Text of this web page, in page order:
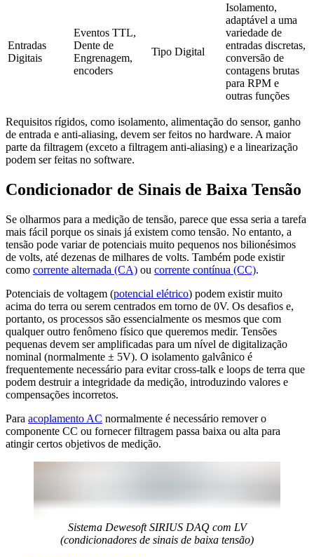
Entradas
Digitais
Eventos TTL,
Dente de
Engrenagem,
encoders
Tipo Digital
Isolamento,
adaptável a uma
variedade de
entradas discretas,
conversão de
contagens brutas
para RPM e
outras funções
Requisitos rígidos, como isolamento, alimentação do sensor, ganho
de entrada e anti-aliasing, devem ser feitos no hardware. A maior
parte da filtragem (exceto a filtragem anti-aliasing) e a linearização
podem ser feitas no software.
Condicionador de Sinais de Baixa Tensão
Se olharmos para a medição de tensão, parece que essa seria a tarefa
mais fácil porque os sinais já existem como tensão. No entanto, a
tensão pode variar de potenciais muito pequenos nos bilionésimos
de volts, até dezenas de milhares de volts. Também pode existir
como corrente alternada (CA) ou corrente contínua (CC).
Potenciais de voltagem (potencial elétrico) podem existir muito
acima do terra ou serem centrados em torno de 0V. Os desafios e,
portanto, os processos são essencialmente os mesmos que com
qualquer outro fenômeno físico que queremos medir. Tensões
pequenas devem ser amplificadas para um nível de digitalização
nominal (normalmente ± 5V). O isolamento galvânico é
frequentemente necessário para evitar cross-talk e loops de terra que
podem destruir a integridade da medição, introduzindo valores e
compensações incorretos.
Para acoplamento AC normalmente é necessário remover o
componente CC ou fornecer filtragem passa baixa ou alta para
atingir certos objetivos de medição.
Sistema Dewesoft SIRIUS DAQ com LV
(condicionadores de sinais de baixa tensão)